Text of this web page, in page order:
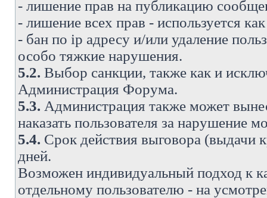
- лишение прав на публикацию
- лишение всех прав - используется
- бан по ip адресу и/или удаление
особо тяжкие нарушения.
5.2. Выбор санкции, также как и
Администрация Форума.
5.3. Администрация также может
наказать пользователя за
5.4. Срок действия выговора (выдачи
дней.
Возможен индивидуальный подход к
отдельному пользователю - на